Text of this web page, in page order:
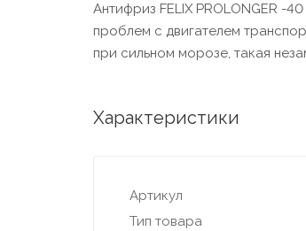
Антифриз FELIX PROLONGER -
проблем с двигателем
при сильном морозе, такая
Характеристики
Артикул
Тип товара